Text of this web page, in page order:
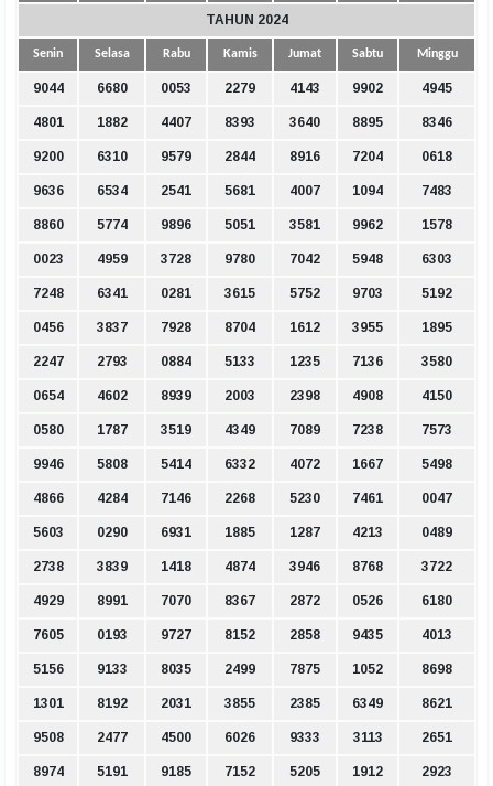
TAHUN 2024
Senin Selasa Rabu Kamis Jumat Sabtu Minggu
9044 6680 0053 2279 4143 9902 4945
4801 1882 4407 8393 3640 8895 8346
9200 6310 9579 2844 8916 7204 0618
9636 6534 2541 5681 4007 1094 7483
8860 5774 9896 5051 3581 9962 1578
0023 4959 3728 9780 7042 5948 6303
7248 6341 0281 3615 5752 9703 5192
0456 3837 7928 8704 1612 3955 1895
2247 2793 0884 5133 1235 7136 3580
0654 4602 8939 2003 2398 4908 4150
0580 1787 3519 4349 7089 7238 7573
9946 5808 5414 6332 4072 1667 5498
4866 4284 7146 2268 5230 7461 0047
5603 0290 6931 1885 1287 4213 0489
2738 3839 1418 4874 3946 8768 3722
4929 8991 7070 8367 2872 0526 6180
7605 0193 9727 8152 2858 9435 4013
5156 9133 8035 2499 7875 1052 8698
1301 8192 2031 3855 2385 6349 8621
9508 2477 4500 6026 9333 3113 2651
8974 5191 9185 7152 5205 1912 2923